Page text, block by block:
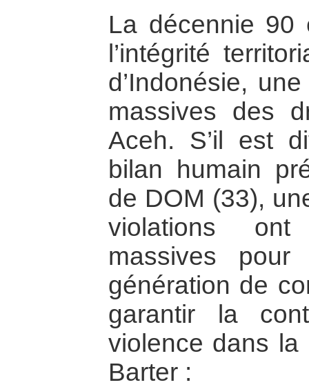
La décennie
l’intégrité
d’Indonésie,
massives des
Aceh. S’il est
bilan humain
de DOM (33),
violations ont
massives
génération de
garantir la
violence dans la
Barter :